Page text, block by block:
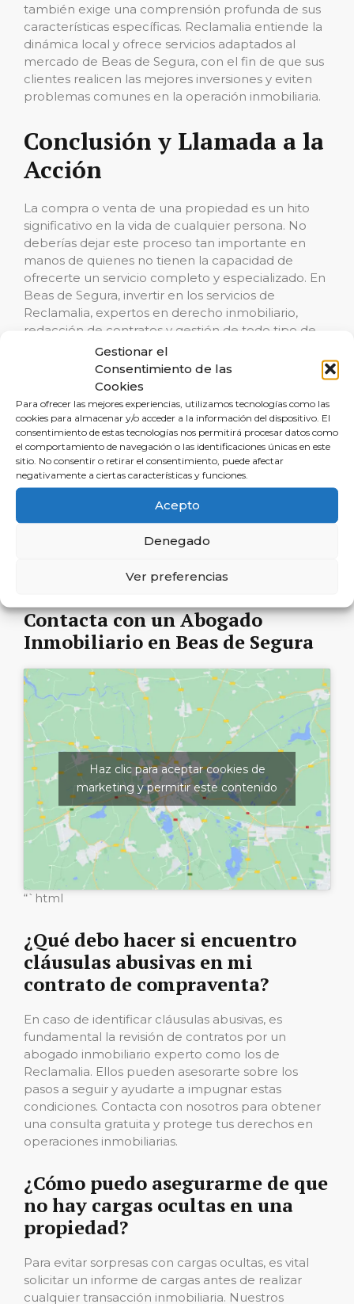
Gestionar el
Consentimiento de las
Cookies
Para ofrecer las mejores experiencias, utilizamos tecnologías como las
cookies para almacenar y/o acceder a la información del dispositivo. El
consentimiento de estas tecnologías nos permitirá procesar datos como
el comportamiento de navegación o las identificaciones únicas en este
sitio. No consentir o retirar el consentimiento, puede afectar
negativamente a ciertas características y funciones.
Acepto
Denegado
Ver preferencias
también exige una comprensión profunda de sus
características específicas. Reclamalia entiende la
dinámica local y ofrece servicios adaptados al
mercado de Beas de Segura, con el fin de que sus
clientes realicen las mejores inversiones y eviten
problemas comunes en la operación inmobiliaria.
Conclusión y Llamada a la
Acción
La compra o venta de una propiedad es un hito
significativo en la vida de cualquier persona. No
deberías dejar este proceso tan importante en
manos de quienes no tienen la capacidad de
ofrecerte un servicio completo y especializado. En
Beas de Segura, invertir en los servicios de
Reclamalia, expertos en derecho inmobiliario,
redacción de contratos y gestión de todo tipo de
operaciones inmobiliarias, significa garantizar una
transacción segura, protegida legalmente y
adaptada a tus intereses personales. ¿Por qué
correr riesgos innecesarios con una de las
decisiones más importantes de tu vida?
Te invitamos a contactar a Reclamalia para una
consulta inicial gratuita. Expertos en derecho civil y
derecho inmobiliario estarán disponibles para
asesorarte y garantizar que tu próxima operación
inmobiliaria en Beas de Segura sea un éxito
absoluto. Protege tu patrimonio, asegura tu
respaldo legal está a tu alcance!
Contacta con un Abogado
Inmobiliario en Beas de Segura
Haz clic para aceptar cookies de
marketing y permitir este contenido
“`html
¿Qué debo hacer si encuentro
cláusulas abusivas en mi
contrato de compraventa?
En caso de identificar cláusulas abusivas, es
fundamental la revisión de contratos por un
abogado inmobiliario experto como los de
Reclamalia. Ellos pueden asesorarte sobre los
pasos a seguir y ayudarte a impugnar estas
condiciones. Contacta con nosotros para obtener
una consulta gratuita y protege tus derechos en
operaciones inmobiliarias.
¿Cómo puedo asegurarme de que
no hay cargas ocultas en una
propiedad?
Para evitar sorpresas con cargas ocultas, es vital
solicitar un informe de cargas antes de realizar
cualquier transacción inmobiliaria. Nuestros